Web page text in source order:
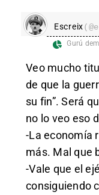
Escreix
Gurú
Veo mucho
de que la
su fin”. Será
no lo veo eso
-La economía
más. Mal que
-Vale que el
consiguiendo